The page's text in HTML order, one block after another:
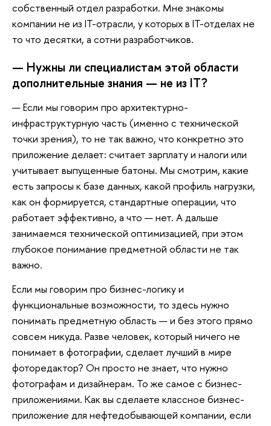
собственный отдел разработки. Мне знакомы
компании не из IT-отрасли, у которых в IT-отделах не
то что десятки, а сотни разработчиков.
— Нужны ли специалистам этой области
дополнительные знания — не из IT?
— Если мы говорим про архитектурно-
инфраструктурную часть (именно с технической
точки зрения), то не так важно, что конкретно это
приложение делает: считает зарплату и налоги или
учитывает выпущенные батоны. Мы смотрим, какие
есть запросы к базе данных, какой профиль нагрузки,
как он формируется, стандартные операции, что
работает эффективно, а что — нет. А дальше
занимаемся технической оптимизацией, при этом
глубокое понимание предметной области не так
важно.
Если мы говорим про бизнес-логику и
функциональные возможности, то здесь нужно
понимать предметную область — и без этого прямо
совсем никуда. Разве человек, который ничего не
понимает в фотографии, сделает лучший в мире
фоторедактор? Он просто не знает, что нужно
фотографам и дизайнерам. То же самое с бизнес-
приложениями. Как вы сделаете классное бизнес-
приложение для нефтедобывающей компании, если